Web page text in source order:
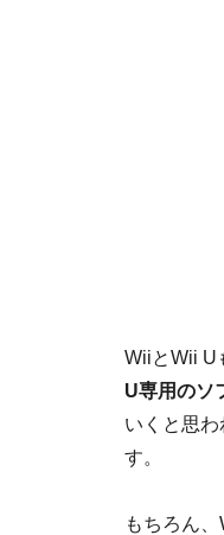
WiiとWii U
U専用のソ
いくと思
す。
もちろん